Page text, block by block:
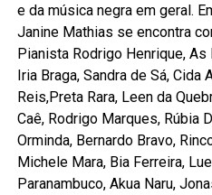
e da música negra em geral.
Janine Mathias se encontra
Pianista Rodrigo Henrique, As
Iria Braga, Sandra de Sá, Cida
Reis,Preta Rara, Leen da
Caê, Rodrigo Marques, Rúbia
Orminda, Bernardo Bravo,
Michele Mara, Bia Ferreira,
Paranambuco, Akua Naru,